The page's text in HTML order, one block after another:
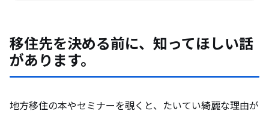
移住先を決める前に、知ってほしい話
があります。
地方移住の本やセミナーを覗くと、たいてい綺麗な理由が